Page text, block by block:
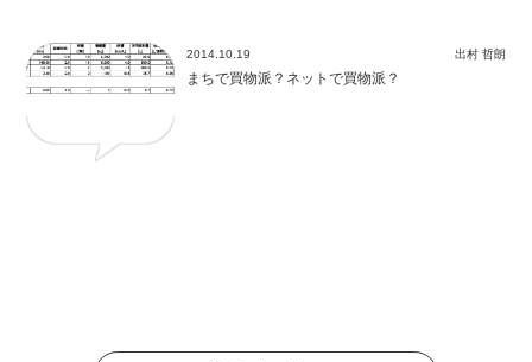
2014.10.19
まちで買物派？ネットで買物派？
出村 哲朗